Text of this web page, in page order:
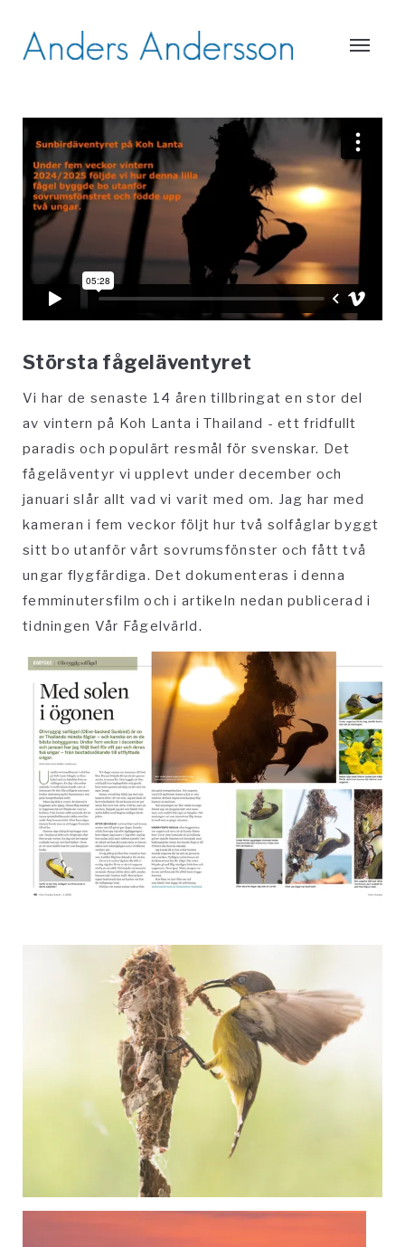
Största fågeläventyret
Vi har de senaste 14 åren tillbringat en stor del
av vintern på Koh Lanta i Thailand - ett fridfullt
paradis och populärt resmål för svenskar. Det
fågeläventyr vi upplevt under december och
januari slår allt vad vi varit med om. Jag har med
kameran i fem veckor följt hur två solfåglar byggt
sitt bo utanför vårt sovrumsfönster och fått två
ungar flygfärdiga. Det dokumenteras i denna
femminutersfilm och i artikeln nedan publicerad i
tidningen Vår Fågelvärld.